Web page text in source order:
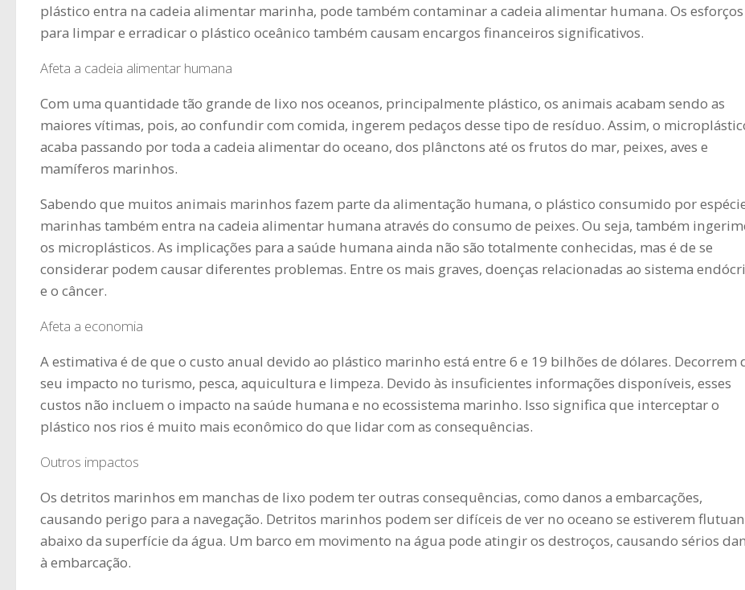
plástico entra na cadeia alimentar marinha, pode também contaminar a cadeia alimentar humana. Os esforços
para limpar e erradicar o plástico oceânico também causam encargos financeiros significativos.
Afeta a cadeia alimentar humana
Com uma quantidade tão grande de lixo nos oceanos, principalmente plástico, os animais acabam sendo as
maiores vítimas, pois, ao confundir com comida, ingerem pedaços desse tipo de resíduo. Assim, o
acaba passando por toda a cadeia alimentar do oceano, dos plânctons até os frutos do mar, peixes, aves e
mamíferos marinhos.
Sabendo que muitos animais marinhos fazem parte da alimentação humana, o plástico consumido por
marinhas também entra na cadeia alimentar humana através do consumo de peixes. Ou seja, também
os microplásticos. As implicações para a saúde humana ainda não são totalmente conhecidas, mas é de se
considerar podem causar diferentes problemas. Entre os mais graves, doenças relacionadas ao sistema
e o câncer.
Afeta a economia
A estimativa é de que o custo anual devido ao plástico marinho está entre 6 e 19 bilhões de dólares. Decorrem
seu impacto no turismo, pesca, aquicultura e limpeza. Devido às insuficientes informações disponíveis, esses
custos não incluem o impacto na saúde humana e no ecossistema marinho. Isso significa que interceptar o
plástico nos rios é muito mais econômico do que lidar com as consequências.
Outros impactos
Os detritos marinhos em manchas de lixo podem ter outras consequências, como danos a embarcações,
causando perigo para a navegação. Detritos marinhos podem ser difíceis de ver no oceano se estiverem
abaixo da superfície da água. Um barco em movimento na água pode atingir os destroços, causando sérios
à embarcação.